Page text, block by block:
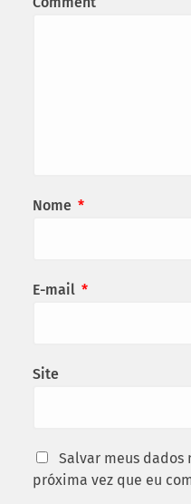
Nome *
E-mail *
Site
Salvar meus dados
próxima vez que eu